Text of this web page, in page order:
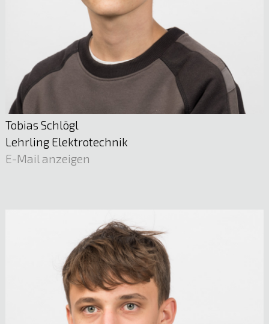
Sachbearbeitung
E-Mail anzeigen
Marc Gabriel
Anlagentechniker Wasserkraft & Biowärme
05522 51722
Tobias Schlögl
Lehrling Elektrotechnik
E-Mail anzeigen